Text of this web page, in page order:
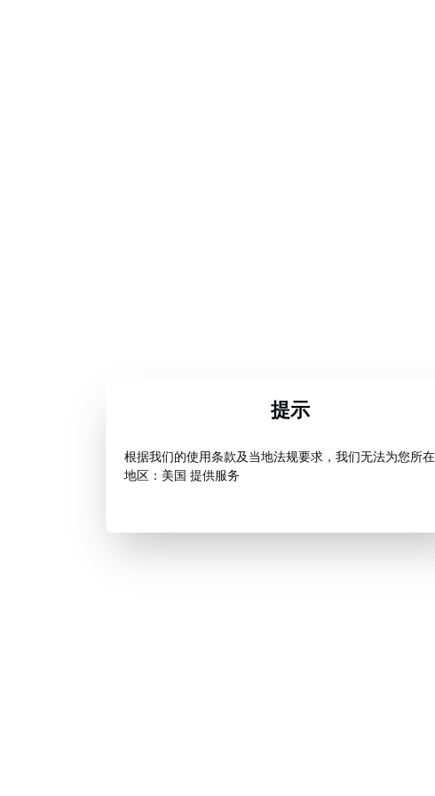
提示
根据我们的使用条款及当地法规要求，我们无法为您所
地区：美国 提供服务